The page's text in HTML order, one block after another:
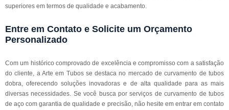
superiores em termos de qualidade e acabamento.
Entre em Contato e Solicite um Orçamento
Personalizado
Com um histórico comprovado de excelência e compromisso com a satisfação
do cliente, a Arte em Tubos se destaca no mercado de curvamento de tubos
dobra, oferecendo soluções inovadoras e de alta qualidade para as mais
diversas necessidades. Se você busca por serviços de curvamento de tubos
de aço com garantia de qualidade e precisão, não hesite em entrar em contato